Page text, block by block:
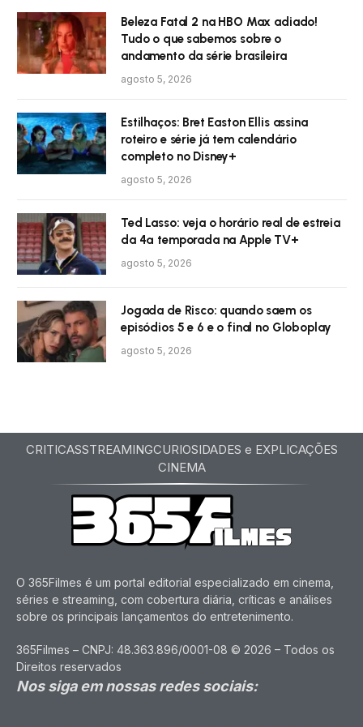
Beleza Fatal 2 na HBO Max adiado!
Tudo o que sabemos sobre o
andamento da série brasileira
agosto 5, 2026
Estilhaços: Bret Easton Ellis assina
roteiro e série já tem calendário
completo no Disney+
agosto 5, 2026
Ted Lasso: veja o horário real de estreia
da 4ª temporada na Apple TV+
agosto 5, 2026
Jogada de Risco: quando saem os
episódios 5 e 6 e o final no Globoplay
agosto 5, 2026
CRITICASSTREAMINGCURIOSIDADES e EXPLICAÇÕES
CINEMA
O 365Filmes é um portal editorial especializado em cinema,
séries e streaming, com cobertura diária, críticas e análises
sobre os principais lançamentos do entretenimento.
365Filmes – CNPJ: 48.363.896/0001-08 © 2026 – Todos os
Direitos reservados
Nos siga em nossas redes sociais: